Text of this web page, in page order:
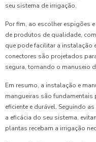
seu sistema de irrigação.
Por fim, ao escolher espigões
de produtos de qualidade,
que pode facilitar a instalação
conectores são projetados
segura, tornando o manuseio
Em resumo, a instalação e
mangueiras são fundamentais
eficiente e durável. Seguindo
a eficácia do seu sistema,
plantas recebam a irrigação